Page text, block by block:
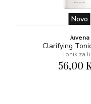
Novo
Juvena
Clarifying
Tonik za
56,00